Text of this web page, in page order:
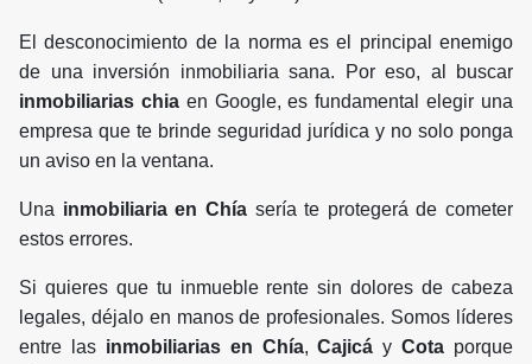
El desconocimiento de la norma es el principal enemigo
de una inversión inmobiliaria sana. Por eso, al buscar
inmobiliarias chiaen Google, es fundamental elegir una
empresa que te brinde seguridad jurídica y no solo ponga
un aviso en la ventana.
Una inmobiliaria en Chíasería te protegerá de cometer
estos errores.
Si quieres que tu inmueble rente sin dolores de cabeza
legales, déjalo en manos de profesionales. Somos líderes
entre las inmobiliarias en Chía,Cajicá yCota porque